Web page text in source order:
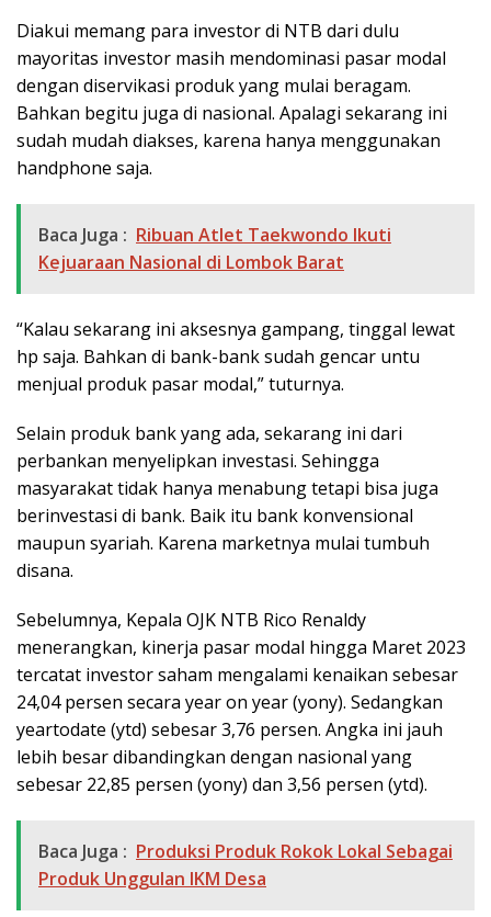
Diakui memang para investor di NTB dari dulu
mayoritas investor masih mendominasi pasar modal
dengan diservikasi produk yang mulai beragam.
Bahkan begitu juga di nasional. Apalagi sekarang ini
sudah mudah diakses, karena hanya menggunakan
handphone saja.
Baca Juga : Ribuan Atlet Taekwondo Ikuti
Kejuaraan Nasional di Lombok Barat
“Kalau sekarang ini aksesnya gampang, tinggal lewat
hp saja. Bahkan di bank-bank sudah gencar untu
menjual produk pasar modal,” tuturnya.
Selain produk bank yang ada, sekarang ini dari
perbankan menyelipkan investasi. Sehingga
masyarakat tidak hanya menabung tetapi bisa juga
berinvestasi di bank. Baik itu bank konvensional
maupun syariah. Karena marketnya mulai tumbuh
disana.
Sebelumnya, Kepala OJK NTB Rico Renaldy
menerangkan, kinerja pasar modal hingga Maret 2023
tercatat investor saham mengalami kenaikan sebesar
24,04 persen secara year on year (yony). Sedangkan
yeartodate (ytd) sebesar 3,76 persen. Angka ini jauh
lebih besar dibandingkan dengan nasional yang
sebesar 22,85 persen (yony) dan 3,56 persen (ytd).
Baca Juga : Produksi Produk Rokok Lokal Sebagai
Produk Unggulan IKM Desa